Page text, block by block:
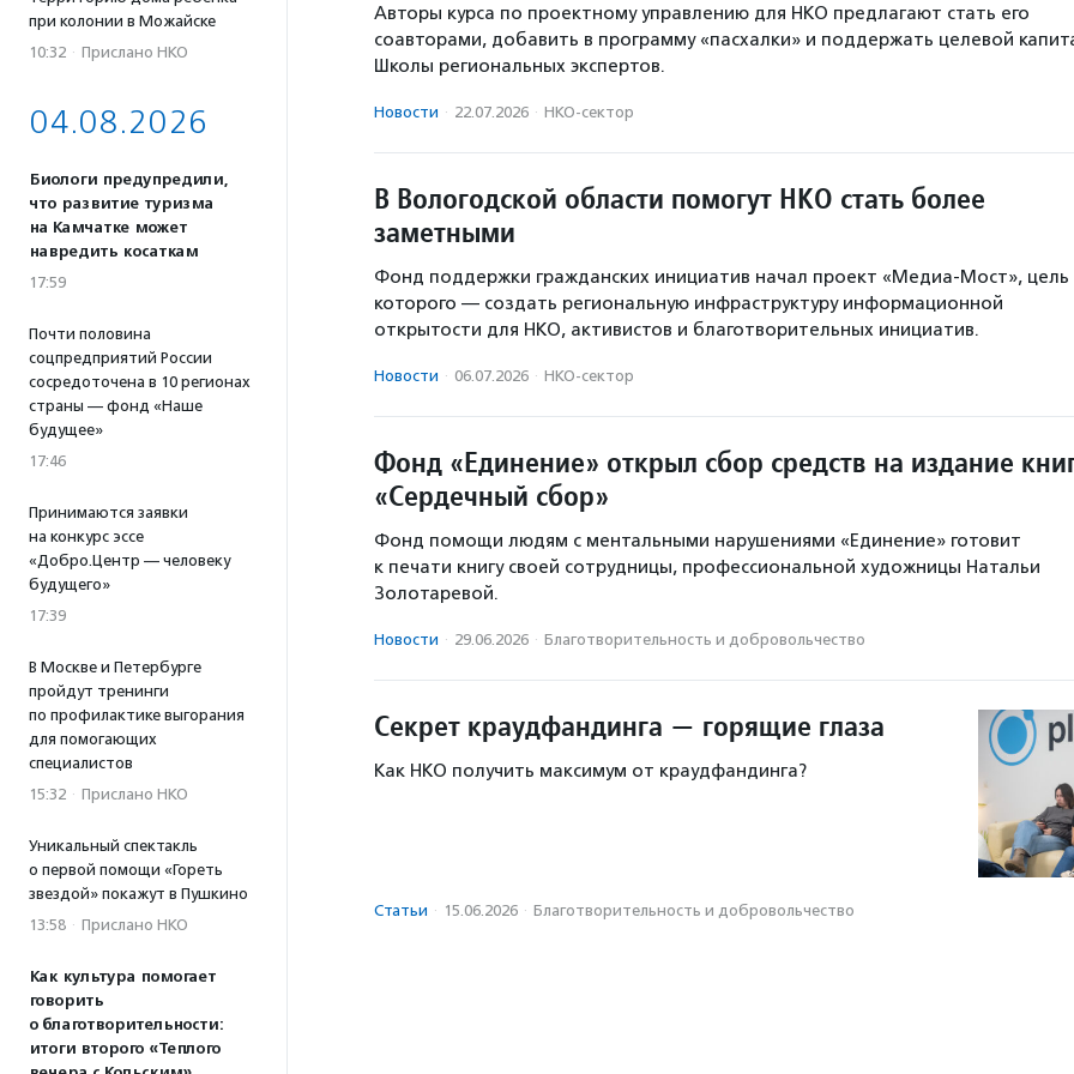
при колонии в Можайске
10:32 · Прислано НКО
04.08.2026
Биологи предупредили,
что развитие туризма
на Камчатке может
навредить косаткам
17:59
Почти половина
соцпредприятий России
сосредоточена в 10 регионах
страны — фонд «Наше
будущее»
17:46
Принимаются заявки
на конкурс эссе
«Добро.Центр — человеку
будущего»
17:39
В Москве и Петербурге
пройдут тренинги
по профилактике выгорания
для помогающих
специалистов
15:32 · Прислано НКО
Уникальный спектакль
о первой помощи «Гореть
звездой» покажут в Пушкино
13:58 · Прислано НКО
Как культура помогает
говорить
о благотворительности:
итоги второго «Теплого
Авторы курса по проектному управлению для НКО предлагают стать его
соавторами, добавить в программу «пасхалки» и поддержать целевой
Школы региональных экспертов.
Новости · 22.07.2026 · НКО-сектор
В Вологодской области помогут НКО стать более
заметными
Фонд поддержки гражданских инициатив начал проект «Медиа-Мост», цель
которого — создать региональную инфраструктуру информационной
открытости для НКО, активистов и благотворительных инициатив.
Новости · 06.07.2026 · НКО-сектор
Фонд «Единение» открыл сбор средств на издание
«Сердечный сбор»
Фонд помощи людям с ментальными нарушениями «Единение» готовит
к печати книгу своей сотрудницы, профессиональной художницы Натальи
Золотаревой.
Новости · 29.06.2026 · Благотвори­тель­ность и доброволь­чест­во
Секрет краудфандинга — горящие глаза
Как НКО получить максимум от краудфандинга?
Статьи · 15.06.2026 · Благотвори­тель­ность и доброволь­чест­во